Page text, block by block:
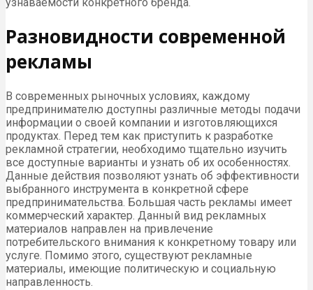
Разновидности современной
рекламы
В современных рыночных условиях, каждому
предпринимателю доступны различные методы подачи
информации о своей компании и изготовляющихся
продуктах. Перед тем как приступить к разработке
рекламной стратегии, необходимо тщательно изучить
все доступные варианты и узнать об их особенностях.
Данные действия позволяют узнать об эффективности
выбранного инструмента в конкретной сфере
предпринимательства. Большая часть рекламы имеет
коммерческий характер. Данный вид рекламных
материалов направлен на привлечение
потребительского внимания к конкретному товару или
услуге. Помимо этого, существуют рекламные
материалы, имеющие политическую и социальную
направленность.